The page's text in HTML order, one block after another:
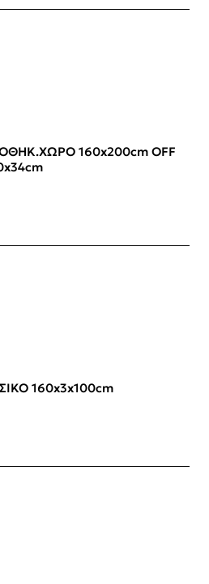
160x200cm OFF
160x3x100cm